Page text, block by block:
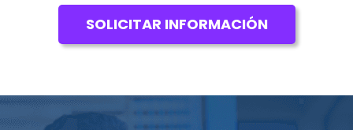
SOLICITAR INFORMACIÓN